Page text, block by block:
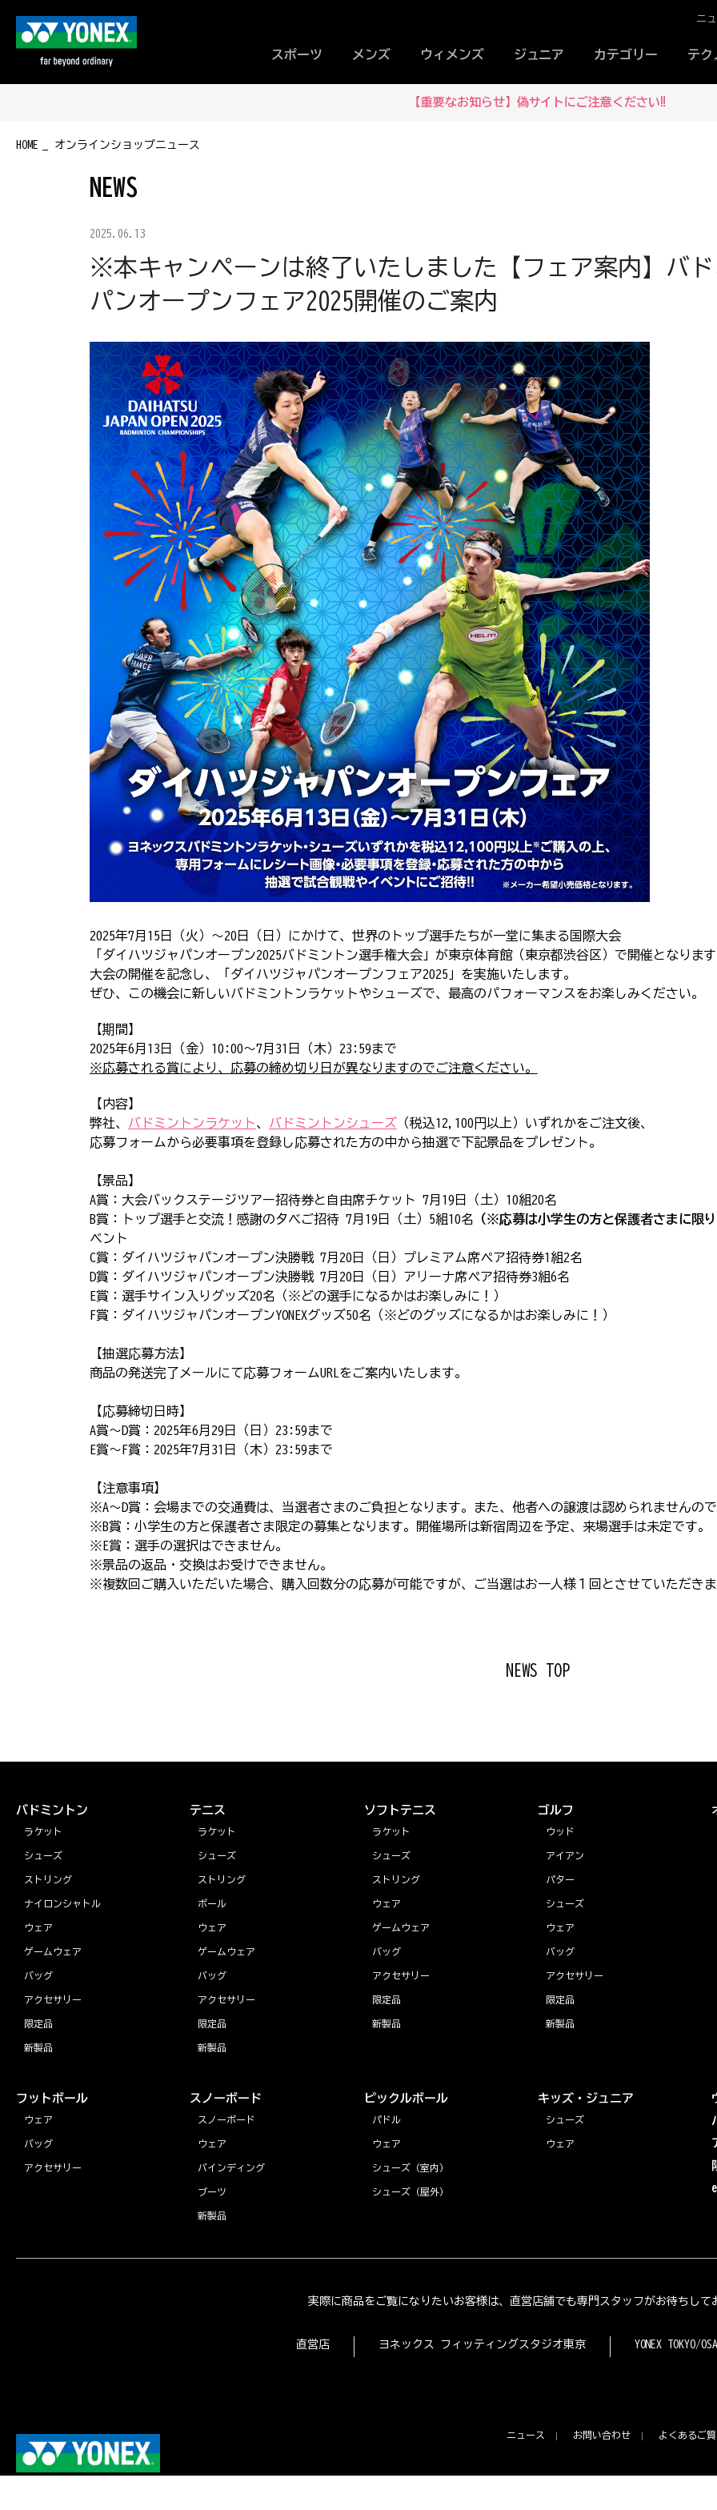
スポーツ メンズ ウィメンズ ジュニア カテゴリー テク
ニ
【重要なお知らせ】偽サイトにご注意ください‼
HOME オンラインショップニュース
NEWS
2025.06.13
※本キャンペーンは終了いたしました【フェア案内】バ
パンオープンフェア2025開催のご案内
2025年7月15日（火）～20日（日）にかけて、世界のトップ選手たちが一堂に集まる国際大会
「ダイハツジャパンオープン2025バドミントン選手権大会」が東京体育館（東京都渋谷区）で開催となります
大会の開催を記念し、「ダイハツジャパンオープンフェア2025」を実施いたします。
ぜひ、この機会に新しいバドミントンラケットやシューズで、最高のパフォーマンスをお楽しみください。
【期間】
2025年6月13日（金）10:00～7月31日（木）23:59まで
※応募される賞により、応募の締め切り日が異なりますのでご注意ください。
【内容】
弊社、
バドミントンラケット、 バドミントンシューズ（税込12,100円以上）いずれかをご注文後、
応募フォームから必要事項を登録し応募された方の中から抽選で下記景品をプレゼント。
【景品】
A賞：大会バックステージツアー招待券と自由席チケット 7月19日（土）10組20名
B賞：トップ選手と交流！感謝の夕べご招待 7月19日（土）5組10名 （※応募は小学生の方と保護者さまに限り
ベント
C賞：ダイハツジャパンオープン決勝戦 7月20日（日）プレミアム席ペア招待券1組2名
D賞：ダイハツジャパンオープン決勝戦 7月20日（日）アリーナ席ペア招待券3組6名
E賞：選手サイン入りグッズ20名（※どの選手になるかはお楽しみに！）
F賞：ダイハツジャパンオープンYONEXグッズ50名（※どのグッズになるかはお楽しみに！）
【抽選応募方法】
商品の発送完了メールにて応募フォームURLをご案内いたします。
【応募締切日時】
A賞～D賞：2025年6月29日（日）23:59まで
E賞～F賞：2025年7月31日（木）23:59まで
【注意事項】
※A～D賞：会場までの交通費は、当選者さまのご負担となります。また、他者への譲渡は認められませんので
※B賞：小学生の方と保護者さま限定の募集となります。開催場所は新宿周辺を予定、来場選手は未定です。
※E賞：選手の選択はできません。
※景品の返品・交換はお受けできません。
※複数回ご購入いただいた場合、購入回数分の応募が可能ですが、ご当選はお一人様１回とさせていただきま
NEWS TOP
バドミントン
ラケット
シューズ
ストリング
ナイロンシャトル
ウェア
ゲームウェア
バッグ
アクセサリー
限定品
新製品
テニス
ラケット
シューズ
ストリング
ボール
ウェア
ゲームウェア
バッグ
アクセサリー
限定品
新製品
ソフトテニス
ラケット
シューズ
ストリング
ウェア
ゲームウェア
バッグ
アクセサリー
限定品
新製品
ゴルフ
ウッド
アイアン
パター
シューズ
ウェア
バッグ
アクセサリー
限定品
新製品
フットボール
ウェア
バッグ
アクセサリー
スノーボード
スノーボード
ウェア
バインディング
ブーツ
新製品
ピックルボール
パドル
ウェア
シューズ（室内）
シューズ（屋外）
キッズ・ジュニア
シューズ
ウェア
実際に商品をご覧になりたいお客様は、直営店舗でも専門スタッフがお待ちして
直営店 ヨネックス フィッティングスタジオ東京 YONEX TOKYO/
ニュース お問い合わせ よくあるご質